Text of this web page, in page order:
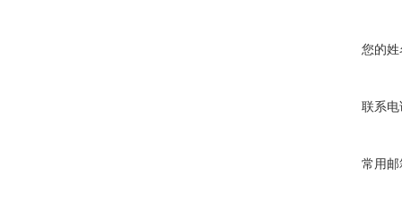
您的姓
联系电
常用邮